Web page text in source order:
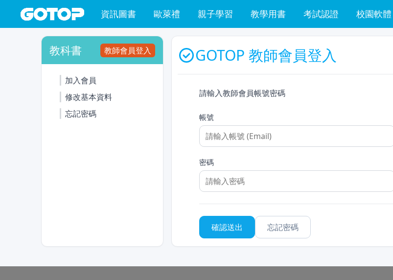
資訊圖書 歐萊禮 親子學習 教學用書 考試認證 校園軟體
教科書 教師會員登入
加入會員
修改基本資料
忘記密碼
GOTOP 教師會員登入
請輸入教師會員帳號密碼
帳號
密碼
忘記密碼